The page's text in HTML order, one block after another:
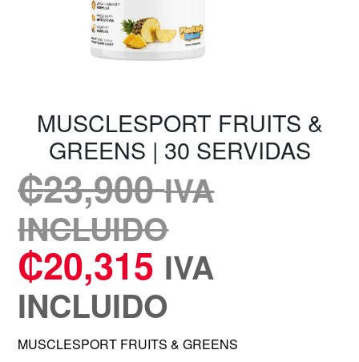
MUSCLESPORT FRUITS &
GREENS | 30 SERVIDAS
₡23,900 IVA
INCLUIDO
₡20,315 IVA
INCLUIDO
MUSCLESPORT FRUITS & GREENS